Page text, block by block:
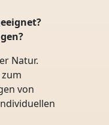
Natur.
von